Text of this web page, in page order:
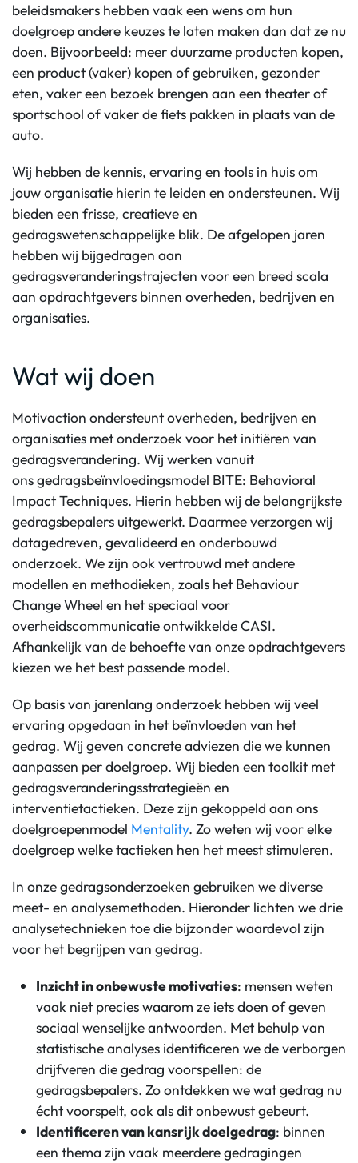
beleidsmakers hebben vaak een wens om hun
doelgroep andere keuzes te laten maken dan dat ze nu
doen. Bijvoorbeeld: meer duurzame producten kopen,
een product (vaker) kopen of gebruiken, gezonder
eten, vaker een bezoek brengen aan een theater of
sportschool of vaker de fiets pakken in plaats van de
auto.
Wij hebben de kennis, ervaring en tools in huis om
jouw organisatie hierin te leiden en ondersteunen. Wij
bieden een frisse, creatieve en
gedragswetenschappelijke blik. De afgelopen jaren
hebben wij bijgedragen aan
gedragsveranderingstrajecten voor een breed scala
aan opdrachtgevers binnen overheden, bedrijven en
organisaties.
Wat wij doen
Motivaction ondersteunt overheden, bedrijven en
organisaties met onderzoek voor het initiëren van
gedragsverandering. Wij werken vanuit
ons gedragsbeïnvloedingsmodel BITE: Behavioral
Impact Techniques. Hierin hebben wij de belangrijkste
gedragsbepalers uitgewerkt. Daarmee verzorgen wij
datagedreven, gevalideerd en onderbouwd
onderzoek. We zijn ook vertrouwd met andere
modellen en methodieken, zoals het Behaviour
Change Wheel en het speciaal voor
overheidscommunicatie ontwikkelde CASI.
Afhankelijk van de behoefte van onze opdrachtgevers
kiezen we het best passende model.
Op basis van jarenlang onderzoek hebben wij veel
ervaring opgedaan in het beïnvloeden van het
gedrag. Wij geven concrete adviezen die we kunnen
aanpassen per doelgroep. Wij bieden een toolkit met
gedragsveranderingsstrategieën en
interventietactieken. Deze zijn gekoppeld aan ons
doelgroepenmodel Mentality. Zo weten wij voor elke
doelgroep welke tactieken hen het meest stimuleren.
In onze gedragsonderzoeken gebruiken we diverse
meet- en analysemethoden. Hieronder lichten we drie
analysetechnieken toe die bijzonder waardevol zijn
voor het begrijpen van gedrag.
Inzicht in onbewuste motivaties: mensen weten
vaak niet precies waarom ze iets doen of geven
sociaal wenselijke antwoorden. Met behulp van
statistische analyses identificeren we de verborgen
drijfveren die gedrag voorspellen: de
gedragsbepalers. Zo ontdekken we wat gedrag nu
écht voorspelt, ook als dit onbewust gebeurt.
Identificeren van kansrijk doelgedrag: binnen
een thema zijn vaak meerdere gedragingen